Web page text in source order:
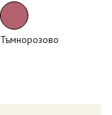
Тъмнорозово